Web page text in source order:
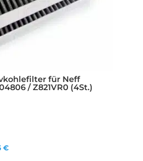
für Neff
/ Z821VR0 (4St.)
€